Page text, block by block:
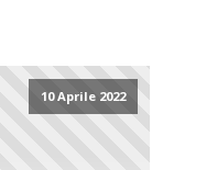
10 Aprile 2022